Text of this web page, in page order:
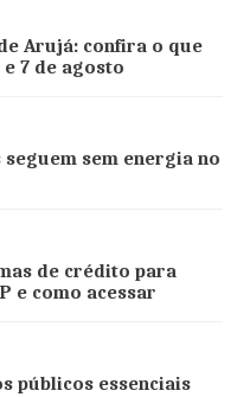
Arujá: confira o que
7 de agosto
sem energia no
de crédito para
e como acessar
públicos essenciais